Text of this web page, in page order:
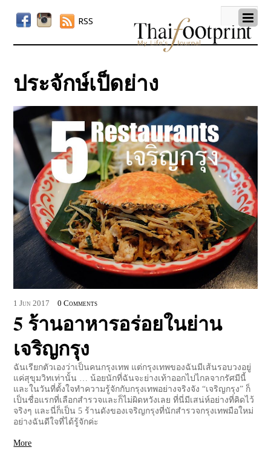
RSS
ประจักษ์เป็ดย่าง
1 Jun 2017 0 Comments
5 ร้านอาหารอร่อยในย่าน
เจริญกรุง
ฉันเรียกตัวเองว่าเป็นคนกรุงเทพ แต่กรุงเทพของฉันมีเส้นรอบวงอยู่
แค่สุขุมวิทเท่านั้น … น้อยนักที่ฉันจะย่างเท้าออกไปไกลจากรัศมีนี้
และในวันที่ตั้งใจทำความรู้จักกับกรุงเทพอย่างจริงจัง “เจริญกรุง” ก็
เป็นชื่อแรกที่เลือกสำรวจและก็ไม่ผิดหวังเลย ที่นี่มีเสน่ห์อย่างที่คิดไว้
จริงๆ และนี่ก็เป็น 5 ร้านดังของเจริญกรุงที่นักสำรวจกรุงเทพมือใหม่
อย่างฉันดีใจที่ได้รู้จักค่ะ
More